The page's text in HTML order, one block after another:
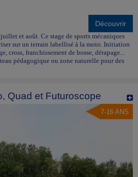
Découvrir
et août. Ce stage de sports mécaniques
sur un terrain labellisé à la moto. Initiation
cross, franchissement de bosse, dérapage...
pédagogique ou zone naturelle pour des
Quad et Futuroscope
7-16 ANS